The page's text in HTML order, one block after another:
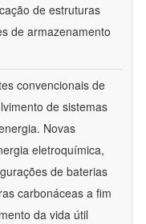
de estruturas
de armazenamento
convencionais de
de sistemas
Novas
eletroquímica,
de baterias
carbonáceas a fim
da vida útil